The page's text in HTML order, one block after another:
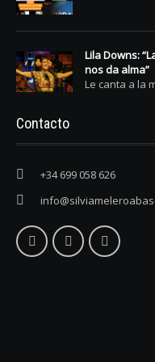
Lila Downs:
nos da alma”
Le canta a la
Contacto
+34 699 058 626